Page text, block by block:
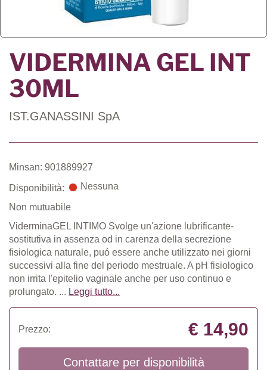
VIDERMINA GEL INT
30ML
IST.GANASSINI SpA
Minsan: 901889927
Disponibilità: Nessuna
Non mutuabile
ViderminaGEL INTIMO Svolge un'azione lubrificante-
sostitutiva in assenza od in carenza della secrezione
fisiologica naturale, puó essere anche utilizzato nei giorni
successivi alla fine del periodo mestruale. A pH fisiologico
non irrita l'epitelio vaginale anche per uso continuo e
prolungato. ... Leggi tutto...
Prezzo: € 14,90
Contattare per disponibilità